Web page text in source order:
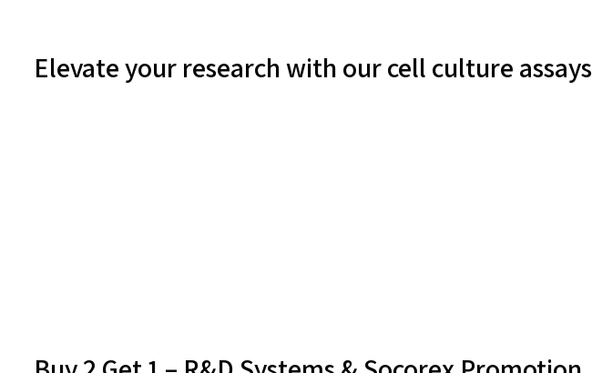
Elevate your research with our cell culture assays